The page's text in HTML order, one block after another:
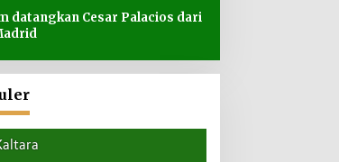
datangkan Cesar Palacios dari